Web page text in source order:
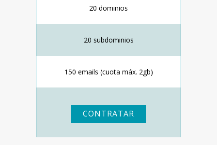
20 dominios
20 subdominios
150 emails (cuota máx. 2gb)
CONTRATAR